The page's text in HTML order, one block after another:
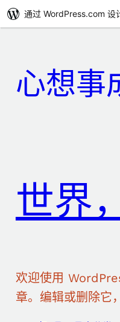
心想事
世界
欢迎使用
章。编辑或删除它
通过 WordPress.com 设